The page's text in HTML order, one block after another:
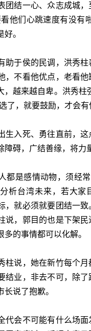
团结一心、众志成城
他们心跳速度有没有
。
助于侯的民调，洪秀柱
，不看他优点，老看
，越来越自卑。洪秀柱
了，就要鼓励，才会有
生入死、勇往直前，
障碍，广结善缘，将力
都是感情动物，须经常
析台湾未来，若大家
，就必须就要团结一
说，郭目的也是下架
多的事情都可以化解。
柱说，她在新竹每个
结业，非去不可，除
说了抱歉。
代会不可能有什么场